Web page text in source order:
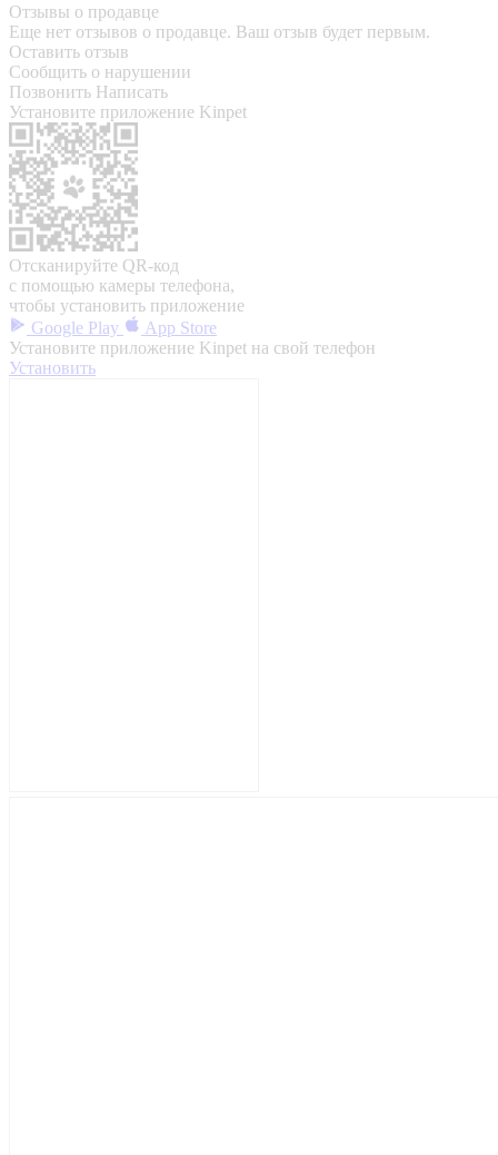
Отзывы о продавце
Еще нет отзывов о продавце. Ваш отзыв будет первым.
Оставить отзыв
Сообщить о нарушении
Позвонить Написать
Установите приложение Kinpet
Отсканируйте QR-код
с помощью камеры телефона,
чтобы установить приложение
Google Play
App Store
Установите приложение Kinpet на свой телефон
Установить